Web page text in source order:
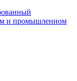
и промышленном